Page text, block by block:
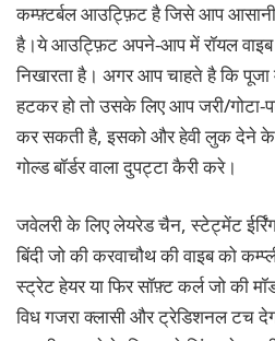
कम्फ़्टर्बल आउट्फ़िट है जिसे आप आसानी
है।ये आउट्फ़िट अपने-आप में रॉयल वाइब
निखारता है। अगर आप चाहते है कि
हटकर हो तो उसके लिए आप जरी/गोटा-
कर सकती है, इसको और हेवी लुक देने के
गोल्ड बॉर्डर वाला दुपट्टा कैरी करे।
जवेलरी के लिए लेयरेड चैन, स्टेट्मेंट
बिंदी जो की करवाचौथ की वाइब को
स्ट्रेट हेयर या फिर सॉफ़्ट कर्ल जो की
विध गजरा क्लासी और ट्रेडिशनल टच